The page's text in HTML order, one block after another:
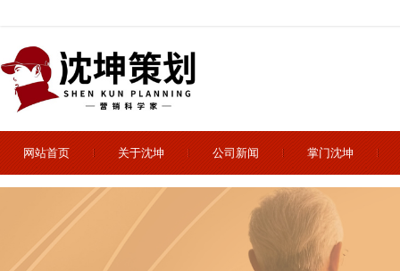
网站首页 关于沈坤 公司新闻 掌门沈坤